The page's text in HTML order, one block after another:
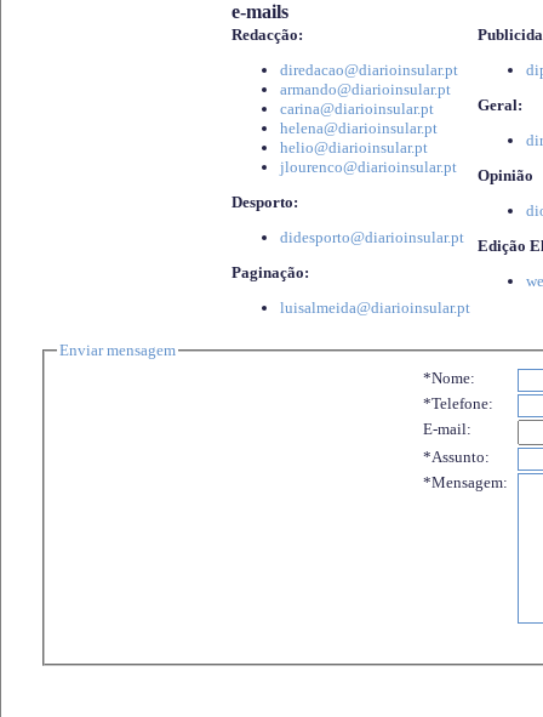
e-mails
Redacção:
diredacao@diarioinsular.pt
armando@diarioinsular.pt
carina@diarioinsular.pt
helena@diarioinsular.pt
helio@diarioinsular.pt
jlourenco@diarioinsular.pt
Desporto:
didesporto@diarioinsular.pt
Paginação:
luisalmeida@diarioinsular.pt
Geral:
Opinião
Edição
Enviar mensagem
*Nome:
*Telefone:
E-mail:
*Assunto:
*Mensagem: